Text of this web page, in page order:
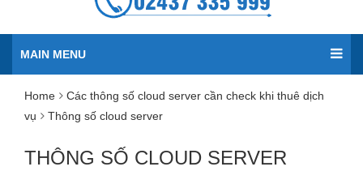
MAIN MENU
Home
Các thông số cloud server cần check khi thuê dịch
vụ
Thông số cloud server
THÔNG SỐ CLOUD SERVER